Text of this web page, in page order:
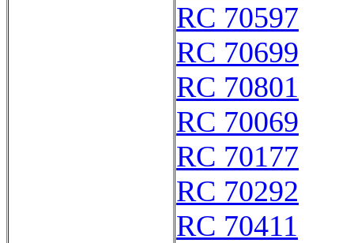
RC 70597
RC 70699
RC 70801
RC 70069
RC 70177
RC 70292
RC 70411